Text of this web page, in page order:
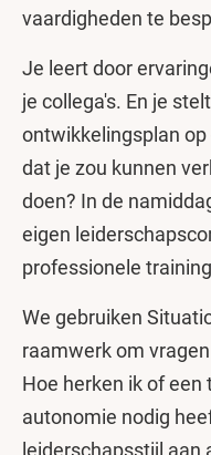
vaardigheden te
Je leert door
je collega's. En je
ontwikkelingsplan op
dat je zou kunnen
doen? In de
eigen
professionele
We gebruiken
raamwerk om
Hoe herken ik of
autonomie nodig
leiderschapsstijl aan